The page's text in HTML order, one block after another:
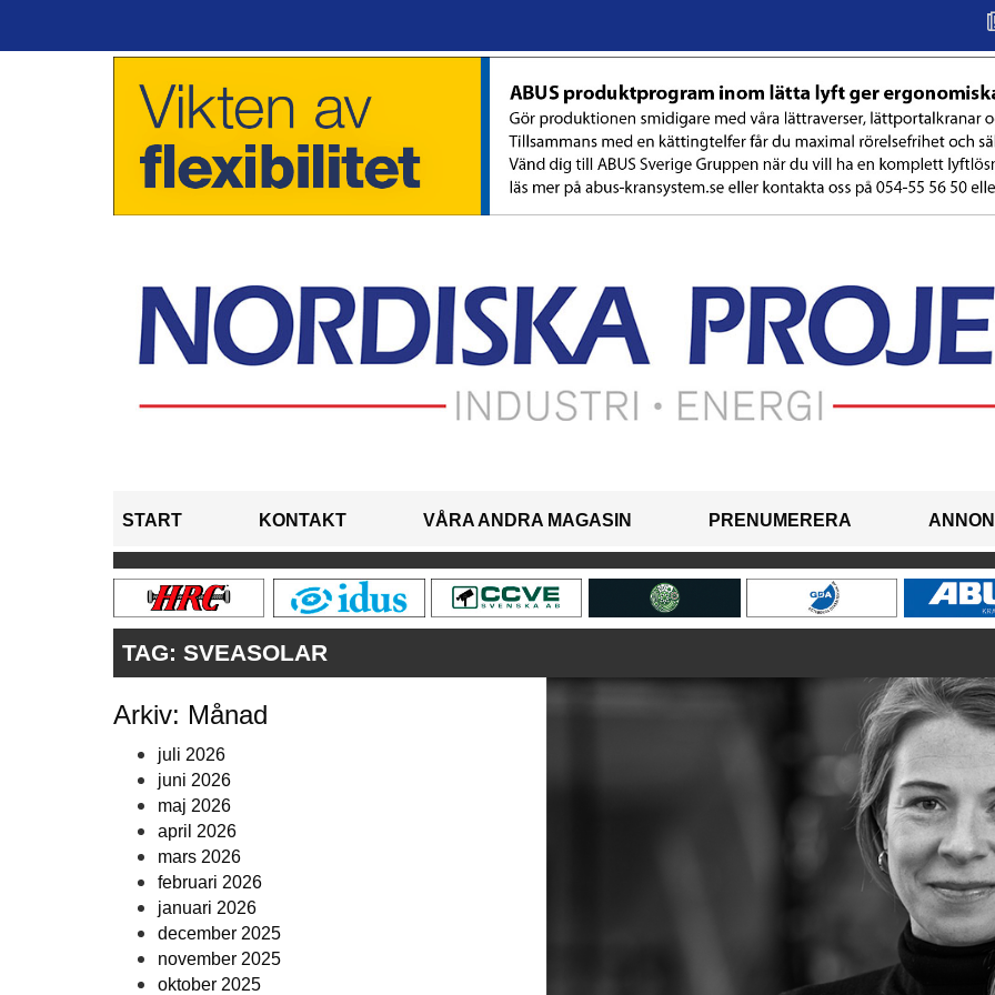
START KONTAKT VÅRA ANDRA MAGASIN PRENUMERERA
TAG: SVEASOLAR
Arkiv: Månad
juli 2026
juni 2026
maj 2026
april 2026
mars 2026
februari 2026
januari 2026
december 2025
november 2025
oktober 2025